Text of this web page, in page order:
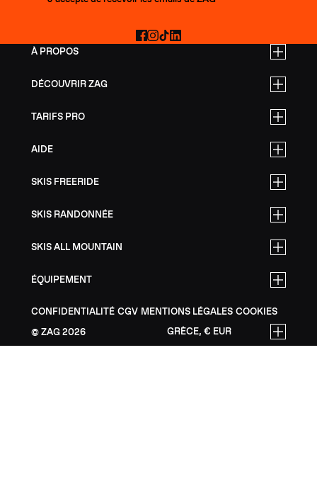
À PROPOS
DÉCOUVRIR ZAG
TARIFS PRO
AIDE
SKIS FREERIDE
SKIS RANDONNÉE
SKIS ALL MOUNTAIN
ÉQUIPEMENT
CONFIDENTIALITÉ CGV MENTIONS LÉGALES COOKIES
ZAG 2026 GRÈCE, € EUR
Facebook
Instagram
TikTokLinkedIn